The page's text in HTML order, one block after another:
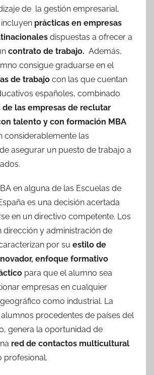
de la gestión empresarial,
incluyen prácticas en empresas
dispuestas a ofrecer a
contrato de trabajo. Además,
consigue graduarse en el
de trabajo con las que cuentan
españoles, combinado
de las empresas de reclutar
talento y con formación MBA
considerablemente las
asegurar un puesto de trabajo a
en alguna de las Escuelas de
es una decisión acertada
en un directivo competente. Los
dirección y administración de
por su estilo de
enfoque formativo
para que el alumno sea
empresas en cualquier
como industrial. La
procedentes de países del
genera la oportunidad de
red de contactos multicultural
profesional.